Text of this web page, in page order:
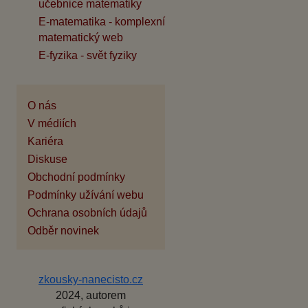
učebnice matematiky
E-matematika - komplexní
matematický web
E-fyzika - svět fyziky
O nás
V médiích
Kariéra
Diskuse
Obchodní podmínky
Podmínky užívání webu
Ochrana osobních údajů
Odběr novinek
zkousky-nanecisto.cz
2024, autorem